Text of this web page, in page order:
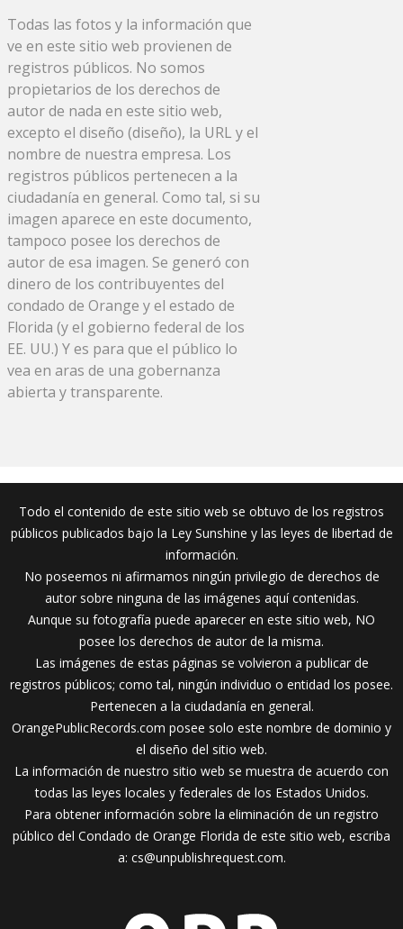
Todas las fotos y la información que
ve en este sitio web provienen de
registros públicos. No somos
propietarios de los derechos de
autor de nada en este sitio web,
excepto el diseño (diseño), la URL y el
nombre de nuestra empresa. Los
registros públicos pertenecen a la
ciudadanía en general. Como tal, si su
imagen aparece en este documento,
tampoco posee los derechos de
autor de esa imagen. Se generó con
dinero de los contribuyentes del
condado de Orange y el estado de
Florida (y el gobierno federal de los
EE. UU.) Y es para que el público lo
vea en aras de una gobernanza
abierta y transparente.
Todo el contenido de este sitio web se obtuvo de los registros
públicos publicados bajo la Ley Sunshine y las leyes de libertad de
información.
No poseemos ni afirmamos ningún privilegio de derechos de
autor sobre ninguna de las imágenes aquí contenidas.
Aunque su fotografía puede aparecer en este sitio web, NO
posee los derechos de autor de la misma.
Las imágenes de estas páginas se volvieron a publicar de
registros públicos; como tal, ningún individuo o entidad los posee.
Pertenecen a la ciudadanía en general.
OrangePublicRecords.com posee solo este nombre de dominio y
el diseño del sitio web.
La información de nuestro sitio web se muestra de acuerdo con
todas las leyes locales y federales de los Estados Unidos.
Para obtener información sobre la eliminación de un registro
público del Condado de Orange Florida de este sitio web, escriba
a: cs@unpublishrequest.com.